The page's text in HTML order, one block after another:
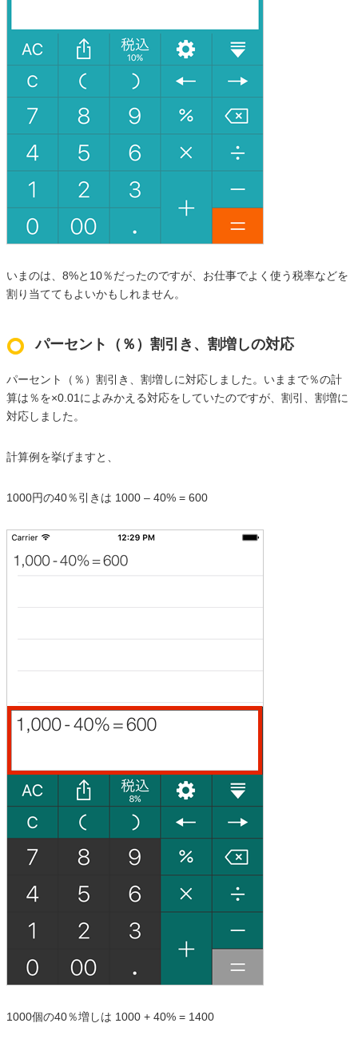
いまのは、8%と10％だったのですが、お仕事でよく使う税率などを
割り当ててもよいかもしれません。
パーセント（％）割引き、割増しの対応
パーセント（％）割引き、割増しに対応しました。いままで％の計
算は％を×0.01によみかえる対応をしていたのですが、割引、割増に
対応しました。
計算例を挙げますと、
1000円の40％引きは 1000 – 40% = 600
1000個の40％増しは 1000 + 40% = 1400